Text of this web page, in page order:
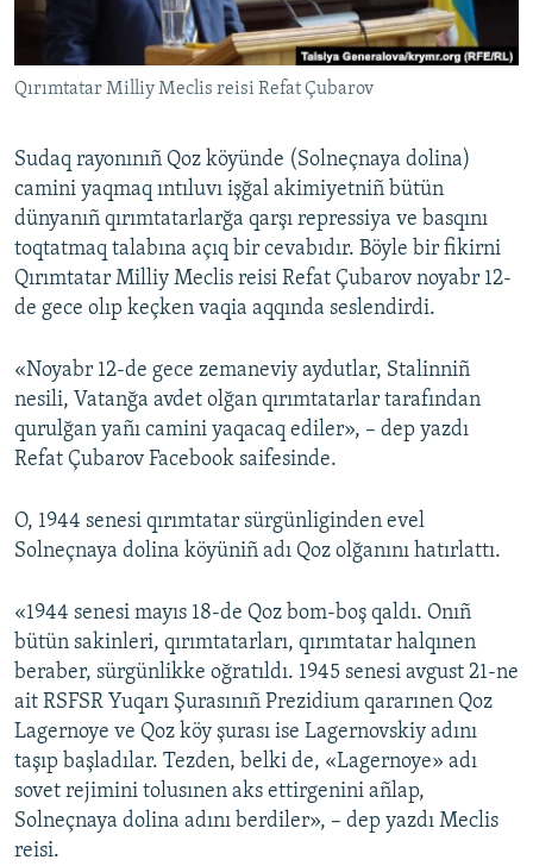
Русский
Українською
RFE/RS bütün saytları
Qırımtatar Milliy Meclis reisi Refat Çubarov
Sudaq rayonınıñ Qoz köyünde (Solneçnaya dolina)
camini yaqmaq ıntıluvı işğal akimiyetniñ bütün
dünyanıñ qırımtatarlarğa qarşı repressiya ve basqını
toqtatmaq talabına açıq bir cevabıdır. Böyle bir fikirni
Qırımtatar Milliy Meclis reisi Refat Çubarov noyabr 12-
de gece olıp keçken vaqia aqqında seslendirdi.
«Noyabr 12-de gece zemaneviy aydutlar, Stalinniñ
nesili, Vatanğa avdet olğan qırımtatarlar tarafından
qurulğan yañı camini yaqacaq ediler», – dep yazdı
Refat Çubarov Facebook saifesinde.
O, 1944 senesi qırımtatar sürgünliginden evel
Solneçnaya dolina köyüniñ adı Qoz olğanını hatırlattı.
«1944 senesi mayıs 18-de Qoz bom-boş qaldı. Onıñ
bütün sakinleri, qırımtatarları, qırımtatar halqınen
beraber, sürgünlikke oğratıldı. 1945 senesi avgust 21-ne
ait RSFSR Yuqarı Şurasınıñ Prezidium qararınen Qoz
Lagernoye ve Qoz köy şurası ise Lagernovskiy adını
taşıp başladılar. Tezden, belki de, «Lagernoye» adı
sovet rejimini tolusınen aks ettirgenini añlap,
Solneçnaya dolina adını berdiler», – dep yazdı Meclis
reisi.